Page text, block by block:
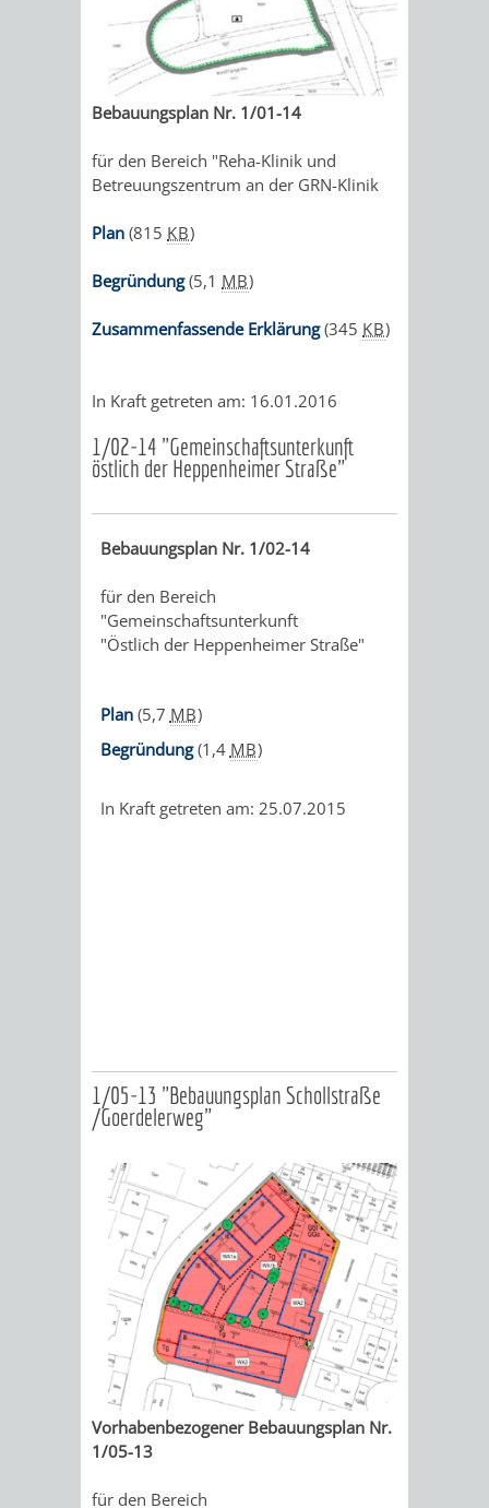
Bebauungsplan Nr. 1/01-14
für den Bereich "Reha-Klinik und
Betreuungszentrum an der GRN-Klinik
Plan (815 KB)
Begründung(5,1 MB)
Zusammenfassende Erklärung(345 KB)
In Kraft getreten am: 16.01.2016
1/02-14 "Gemeinschaftsunterkunft
östlich der Heppenheimer Straße"
Bebauungsplan Nr. 1/02-14
für den Bereich
"Gemeinschaftsunterkunft
"Östlich der Heppenheimer Straße"
Plan(5,7 MB)
Begründung(1,4 MB)
In Kraft getreten am: 25.07.2015
1/05-13 "Bebauungsplan Schollstraße
/Goerdelerweg"
Vorhabenbezogener Bebauungsplan Nr.
1/05-13
für den Bereich